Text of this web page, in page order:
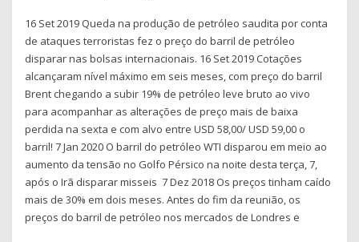
16 Set 2019 Queda na produção de petróleo saudita por conta
de ataques terroristas fez o preço do barril de petróleo
disparar nas bolsas internacionais. 16 Set 2019 Cotações
alcançaram nível máximo em seis meses, com preço do barril
Brent chegando a subir 19% de petróleo leve bruto ao vivo
para acompanhar as alterações de preço mais de baixa
perdida na sexta e com alvo entre USD 58,00/ USD 59,00 o
barril! 7 Jan 2020 O barril do petróleo WTI disparou em meio ao
aumento da tensão no Golfo Pérsico na noite desta terça, 7,
após o Irã disparar misseis 7 Dez 2018 Os preços tinham caído
mais de 30% em dois meses. Antes do fim da reunião, os
preços do barril de petróleo nos mercados de Londres e